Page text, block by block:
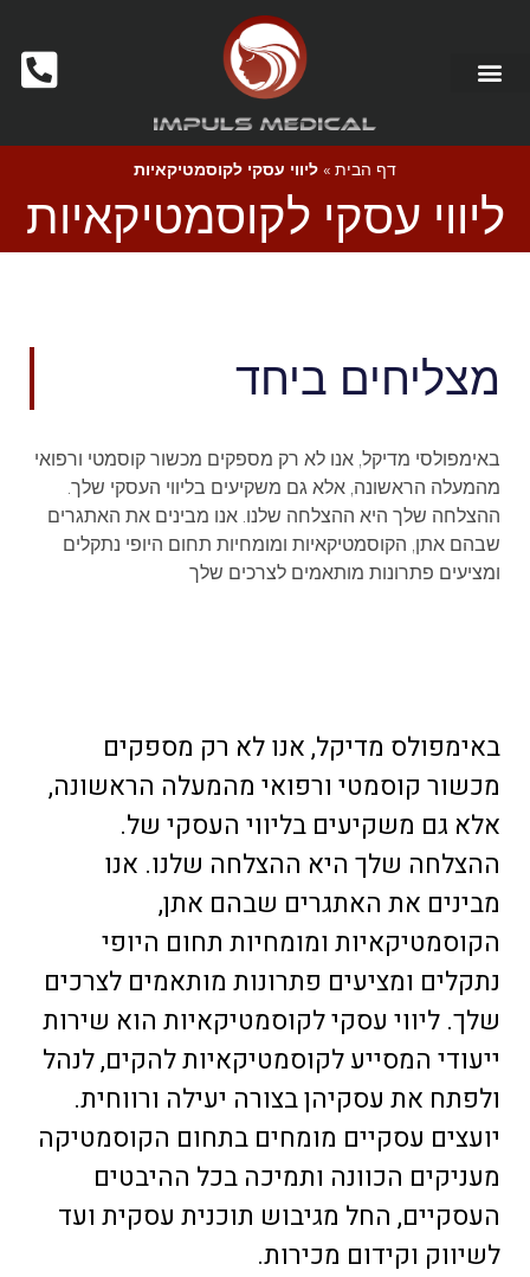
דף הבית » ליווי עסקי לקוסמטיקאיות
ליווי עסקי לקוסמטיקאיות
מצליחים ביחד
באימפולסי מדיקל, אנו לא רק מספקים מכשור קוסמטי ורפואי
מהמעלה הראשונה, אלא גם משקיעים בליווי העסקי שלך.
ההצלחה שלך היא ההצלחה שלנו. אנו מבינים את האתגרים
שבהם אתן, הקוסמטיקאיות ומומחיות תחום היופי נתקלים
ומציעים פתרונות מותאמים לצרכים שלך
באימפולס מדיקל, אנו לא רק מספקים
מכשור קוסמטי ורפואי מהמעלה הראשונה,
אלא גם משקיעים בליווי העסקי של.
ההצלחה שלך היא ההצלחה שלנו. אנו
מבינים את האתגרים שבהם אתן,
הקוסמטיקאיות ומומחיות תחום היופי
נתקלים ומציעים פתרונות מותאמים לצרכים
שלך. ליווי עסקי לקוסמטיקאיות הוא שירות
ייעודי המסייע לקוסמטיקאיות להקים, לנהל
ולפתח את עסקיהן בצורה יעילה ורווחית.
יועצים עסקיים מומחים בתחום הקוסמטיקה
מעניקים הכוונה ותמיכה בכל ההיבטים
העסקיים, החל מגיבוש תוכנית עסקית ועד
לשיווק וקידום מכירות.